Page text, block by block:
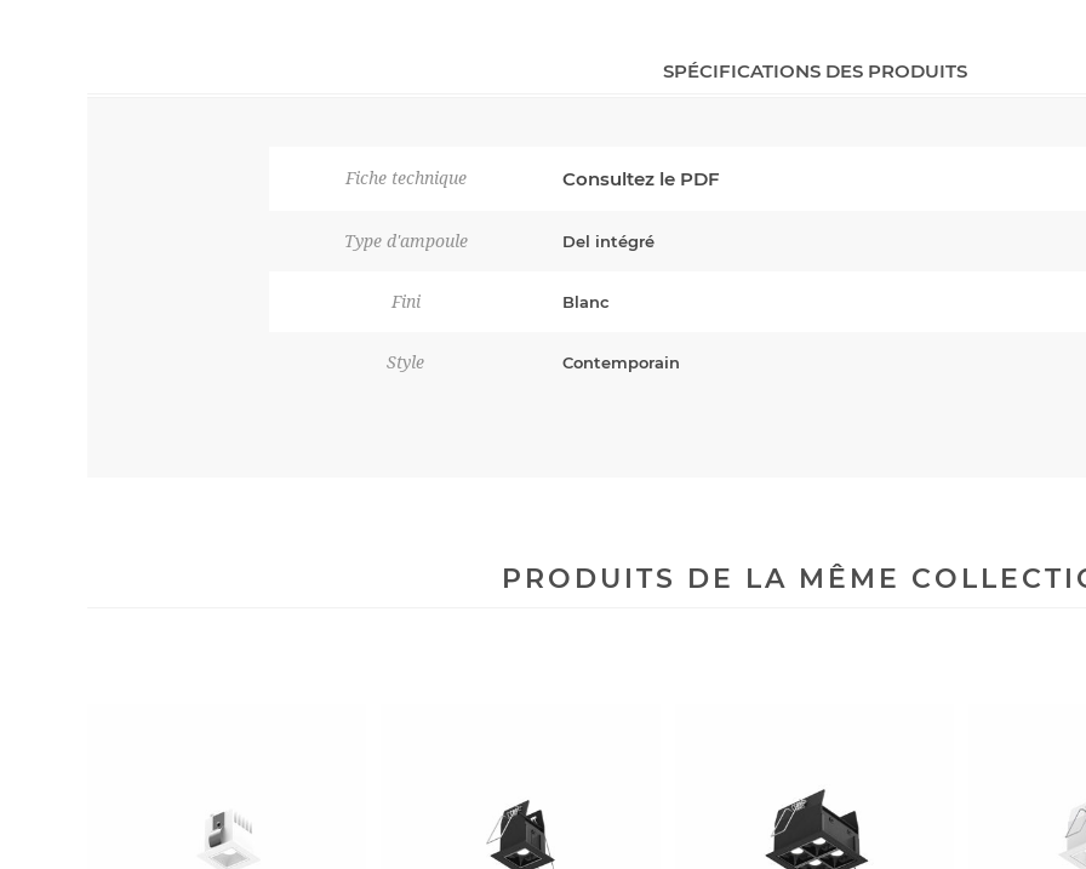
SPÉCIFICATIONS DES PRODUITS
Fiche technique Consultez le PDF
Type d'ampoule Del intégré
Fini Blanc
Style Contemporain
PRODUITS DE LA MÊME